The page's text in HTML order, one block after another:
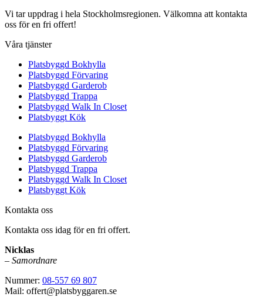
Vi tar uppdrag i hela Stockholmsregionen. Välkomna att kontakta
oss för en fri offert!
Våra tjänster
Platsbyggd Bokhylla
Platsbyggd Förvaring
Platsbyggd Garderob
Platsbyggd Trappa
Platsbyggd Walk In Closet
Platsbyggt Kök
Platsbyggd Bokhylla
Platsbyggd Förvaring
Platsbyggd Garderob
Platsbyggd Trappa
Platsbyggd Walk In Closet
Platsbyggt Kök
Kontakta oss
Kontakta oss idag för en fri offert.
Nicklas
– Samordnare
Nummer: 08-557 69 807
Mail: offert@platsbyggaren.se